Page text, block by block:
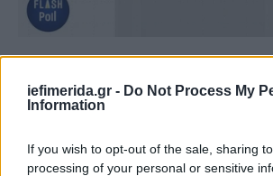
iefimerida.gr - Do Not Process My
Information
If you wish to opt-out of the sale, sharing
processing of your personal or sensitive
Ακολουθεί το ΠΑΣΟΚ στην τρίτη
στην τέταρτη θέση καταγράφεται η